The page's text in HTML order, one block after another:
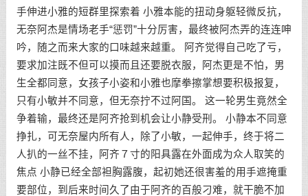
手伸进小雅的短群里探索着 小雅本能的扭动身躯轻微反抗，
无奈阿杰是情场老手“惩罚”十分厉害，最终被阿杰弄的连连呻
吟，随之而来大家的口味越来越重。 阿齐觉得自己吃了亏，
要求加注既不但可以摸而且还要脱衣服，阿杰更是不怕，男
生全都同意，女孩子小姿和小雅也摩拳擦掌想要积极报复，
只有小敏并不同意，但无奈拧不过阿国。 这一轮男生竟然全
争着输，最终还是阿齐抢到机会让小静受刑。 小静本不同意
挣扎，可无奈屋内所有人，除了小敏，一起伸手，终于将二
人扒的一丝不挂，阿齐７寸的阳具露在外面成为众人取笑的
焦点 小静已经全部袒胸露腹，起初她还很害羞的用手遮掩重
要部位，到后来时间久了由于阿齐的百般刁难，就干脆不加